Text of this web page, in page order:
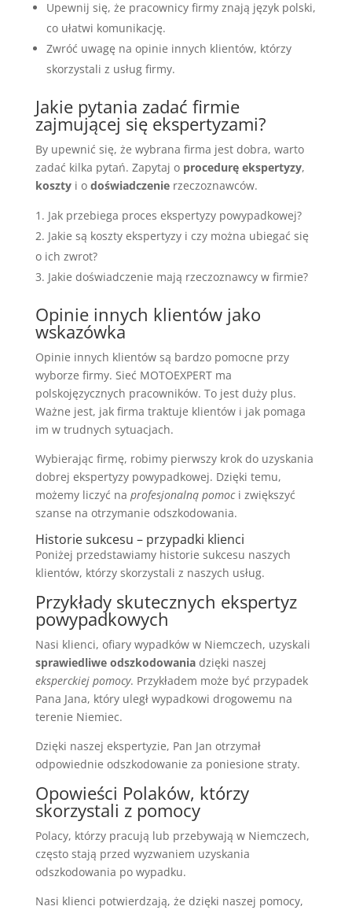
Upewnij się, że pracownicy firmy znają język polski,
co ułatwi komunikację.
Zwróć uwagę na opinie innych klientów, którzy
skorzystali z usług firmy.
Jakie pytania zadać firmie
zajmującej się ekspertyzami?
By upewnić się, że wybrana firma jest dobra, warto
zadać kilka pytań. Zapytaj o procedurę ekspertyzy,
kosztyi o doświadczenierzeczoznawców.
Jak przebiega proces ekspertyzy powypadkowej?
Jakie są koszty ekspertyzy i czy można ubiegać się
o ich zwrot?
Jakie doświadczenie mają rzeczoznawcy w firmie?
Opinie innych klientów jako
wskazówka
Opinie innych klientów są bardzo pomocne przy
wyborze firmy. Sieć MOTOEXPERT ma
polskojęzycznych pracowników. To jest duży plus.
Ważne jest, jak firma traktuje klientów i jak pomaga
im w trudnych sytuacjach.
Wybierając firmę, robimy pierwszy krok do uzyskania
dobrej ekspertyzy powypadkowej. Dzięki temu,
możemy liczyć na profesjonalną pomoci zwiększyć
szanse na otrzymanie odszkodowania.
Historie sukcesu – przypadki klienci
Poniżej przedstawiamy historie sukcesu naszych
klientów, którzy skorzystali z naszych usług.
Przykłady skutecznych ekspertyz
powypadkowych
Nasi klienci, ofiary wypadków w Niemczech, uzyskali
sprawiedliwe odszkodowaniadzięki naszej
eksperckiej pomocy. Przykładem może być przypadek
Pana Jana, który uległ wypadkowi drogowemu na
terenie Niemiec.
Dzięki naszej ekspertyzie, Pan Jan otrzymał
odpowiednie odszkodowanie za poniesione straty.
Opowieści Polaków, którzy
skorzystali z pomocy
Polacy, którzy pracują lub przebywają w Niemczech,
często stają przed wyzwaniem uzyskania
odszkodowania po wypadku.
Nasi klienci potwierdzają, że dzięki naszej pomocy,